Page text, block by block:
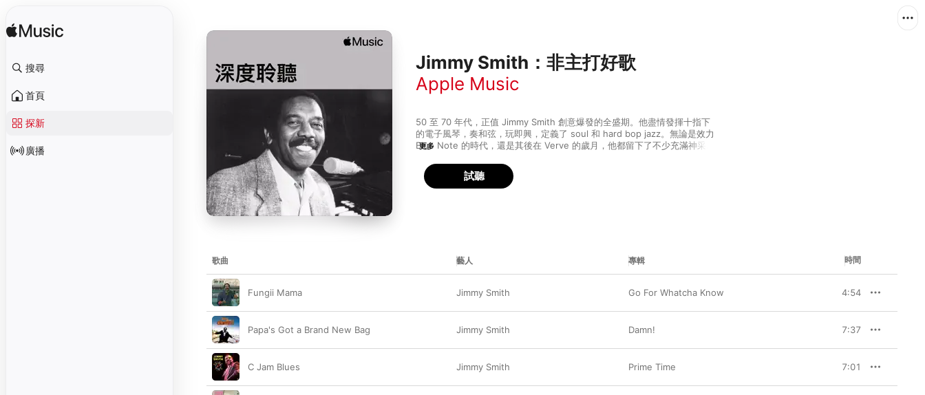
搜尋
首頁
探新
廣播
Jimmy Smith：非主打好歌
Apple Music
50 至 70 年代，正值 Jimmy Smith 創意爆發的全盛期。他盡情發揮十指下
的電子風琴，奏和弦，玩即興，定義了 soul 和 hard bop jazz。無論是效力
Blue Note 的時代，還是其後在 Verve 的歲月，他都留下了不少充滿神采的
線的《Bluesmith》、《Root Down》等，都是傳頌至今的佳作。重溫他以
往的非主打作品，欣賞著他激情與才情兼備的演奏，聽著他跟 Hammond B-
3 人琴合一地遊走於藍調、靈魂與爵士，稱他為「電風琴之王」，絕非過
更多
試聽
歌曲 藝人 專輯 時間
Fungii Mama Jimmy Smith Go For Whatcha Know 4:54
Papa's Got a Brand New Bag Jimmy Smith Damn! 7:37
C Jam Blues Jimmy Smith Prime Time 7:01